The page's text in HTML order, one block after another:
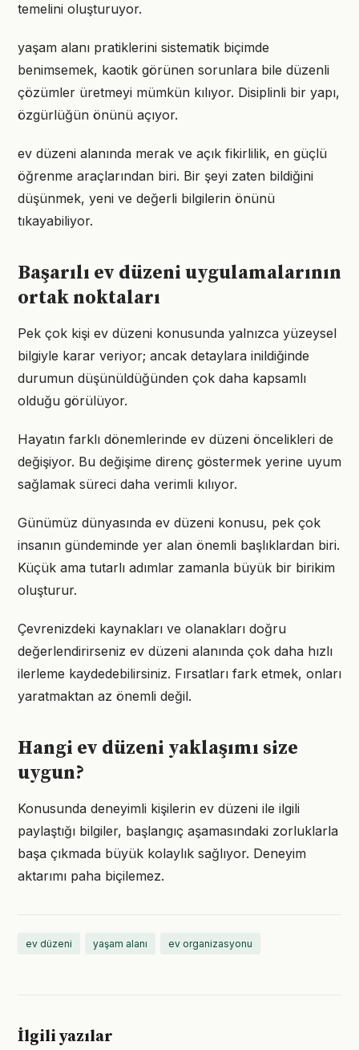
temelini oluşturuyor.
yaşam alanı pratiklerini sistematik biçimde
benimsemek, kaotik görünen sorunlara bile düzenli
çözümler üretmeyi mümkün kılıyor. Disiplinli bir yapı,
özgürlüğün önünü açıyor.
ev düzeni alanında merak ve açık fikirlilik, en güçlü
öğrenme araçlarından biri. Bir şeyi zaten bildiğini
düşünmek, yeni ve değerli bilgilerin önünü
tıkayabiliyor.
Başarılı ev düzeni uygulamalarının
ortak noktaları
Pek çok kişi ev düzeni konusunda yalnızca yüzeysel
bilgiyle karar veriyor; ancak detaylara inildiğinde
durumun düşünüldüğünden çok daha kapsamlı
olduğu görülüyor.
Hayatın farklı dönemlerinde ev düzeni öncelikleri de
değişiyor. Bu değişime direnç göstermek yerine uyum
sağlamak süreci daha verimli kılıyor.
Günümüz dünyasında ev düzeni konusu, pek çok
insanın gündeminde yer alan önemli başlıklardan biri.
Küçük ama tutarlı adımlar zamanla büyük bir birikim
oluşturur.
Çevrenizdeki kaynakları ve olanakları doğru
değerlendirirseniz ev düzeni alanında çok daha hızlı
ilerleme kaydedebilirsiniz. Fırsatları fark etmek, onları
yaratmaktan az önemli değil.
Hangi ev düzeni yaklaşımı size
uygun?
Konusunda deneyimli kişilerin ev düzeni ile ilgili
paylaştığı bilgiler, başlangıç aşamasındaki zorluklarla
başa çıkmada büyük kolaylık sağlıyor. Deneyim
aktarımı paha biçilemez.
ev düzeni yaşam alanı ev organizasyonu
İlgili yazılar